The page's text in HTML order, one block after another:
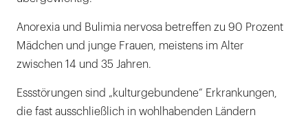
Anorexia und Bulimia nervosa betreffen zu 90 Prozent
Mädchen und junge Frauen, meistens im Alter
zwischen 14 und 35 Jahren.
Essstörungen sind „kulturgebundene“ Erkrankungen,
die fast ausschließlich in wohlhabenden Ländern